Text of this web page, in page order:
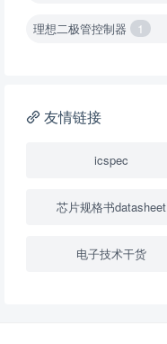
理想二极管控制器 1
降压转换器（继承开关）
USB隔离器 1
友情链接
icspec
芯片规格书datasheet
电子技术干货